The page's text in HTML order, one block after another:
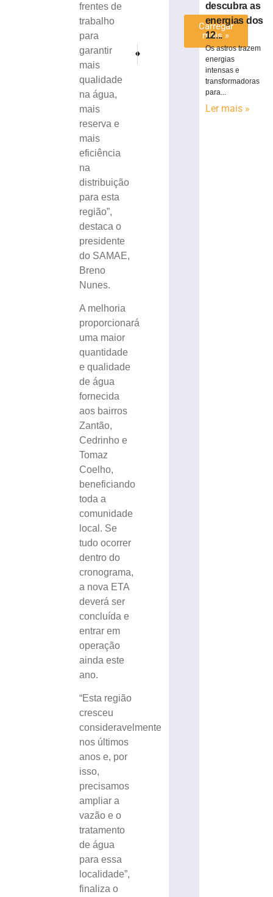
frentes de
trabalho
para
garantir
mais
qualidade
na água,
mais
reserva e
mais
eficiência
na
distribuição
para esta
região”,
destaca o
presidente
do SAMAE,
Breno
Nunes.
A melhoria
proporcionará
uma maior
quantidade
e qualidade
de água
fornecida
aos bairros
Zantão,
Cedrinho e
Tomaz
Coelho,
beneficiando
toda a
comunidade
local. Se
tudo ocorrer
dentro do
cronograma,
a nova ETA
deverá ser
concluída e
entrar em
operação
ainda este
ano.
“Esta região
cresceu
consideravelmente
nos últimos
anos e, por
isso,
precisamos
ampliar a
vazão e o
tratamento
de água
para essa
localidade”,
finaliza o
ANTERIOR
Prefeitura contrata mais dois
Frente fria traz risco de temporais e ventania em
Carregar
mais »
descubra as
energias dos
12...
Os astros trazem
energias
intensas e
transformadoras
para...
Ler mais »